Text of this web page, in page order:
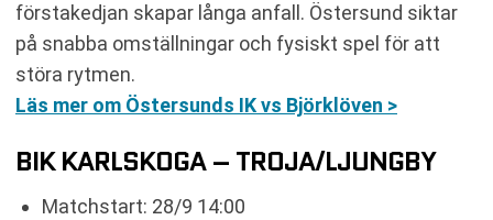
förstakedjan skapar långa anfall. Östersund siktar
på snabba omställningar och fysiskt spel för att
störa rytmen.
Läs mer om Östersunds IK vs Björklöven >
BIK KARLSKOGA – TROJA/LJUNGBY
Matchstart: 28/9 14:00